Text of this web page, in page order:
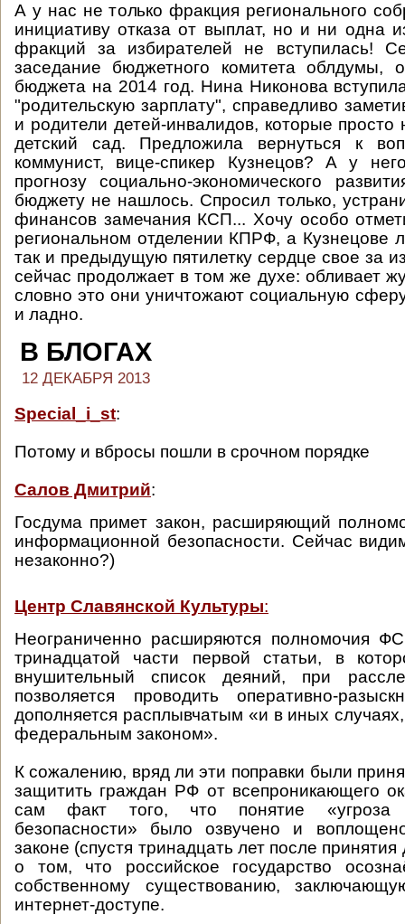
А у нас не только фракция регионального
инициативу отказа от выплат, но и ни одна
фракций за избирателей не вступилась!
заседание бюджетного комитета облдумы,
бюджета на 2014 год. Нина Никонова
"родительскую зарплату", справедливо
и родители детей-инвалидов, которые просто
детский сад. Предложила вернуться к
коммунист, вице-спикер Кузнецов? А у
прогнозу социально-экономического
бюджету не нашлось. Спросил только,
финансов замечания КСП... Хочу особо
региональном отделении КПРФ, а Кузнецове
так и предыдущую пятилетку сердце свое за
сейчас продолжает в том же духе: обливает
словно это они уничтожают социальную
и ладно.
В БЛОГАХ
12 ДЕКАБРЯ 2013
Special_i_st:
Потому и вбросы пошли в срочном порядке
Салов Дмитрий:
Госдума примет закон, расширяющий
информационной безопасности. Сейчас
незаконно?)
Центр Славянской Культуры:
Неограниченно расширяются полномочия
тринадцатой части первой статьи, в
внушительный список деяний, при
позволяется проводить оперативно-
дополняется расплывчатым «и в иных
федеральным законом».
К сожалению, вряд ли эти поправки были
защитить граждан РФ от всепроникающего
сам факт того, что понятие «угроза
безопасности» было озвучено и
законе (спустя тринадцать лет после
о том, что российское государство
собственному существованию,
интернет-доступе.